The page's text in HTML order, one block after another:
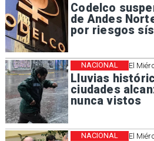
Codelco
de Andes
por riesgos
El
Lluvias
ciudades
nunca vistos
NACIONAL
El
NACIONAL